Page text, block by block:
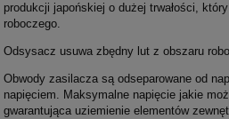
produkcji japońskiej o dużej trwałości,
roboczego.
Odsysacz usuwa zbędny lut z obszaru
Obwody zasilacza są odseparowane od
napięciem. Maksymalne napięcie jakie
gwarantująca uziemienie elementów